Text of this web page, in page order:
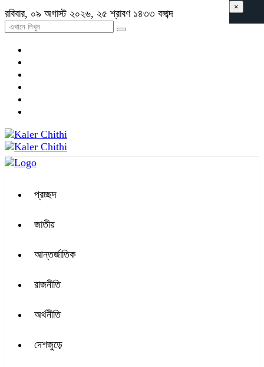
রবিবার, ০৯ অগাস্ট ২০২৬, ২৫ শ্রাবণ ১৪৩৩ বঙ্গাব্দ
প্রচ্ছদ
জাতীয়
আন্তর্জাতিক
রাজনীতি
অর্থনীতি
দেশজুড়ে
×